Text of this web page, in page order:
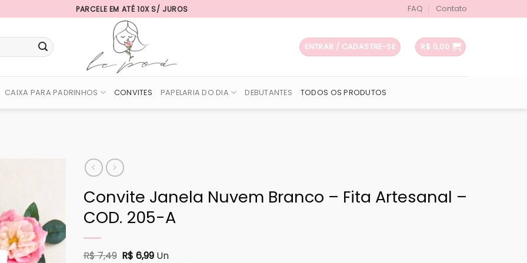
PARCELE EM ATÉ 10X S/ JUROS FAQ Contato
ENTRAR / CADASTRE-SE R$ 0,00
CAIXA PARA PADRINHOS CONVITES PAPELARIA DO DIA DEBUTANTES TODOS OS PRODUTOS
Convite Janela Nuvem Branco – Fita Artesanal –
COD. 205-A
R$7,49 O preço original era: R$ 7,49.
R$ 6,99O preço atual é: R$ 6,99.
Un